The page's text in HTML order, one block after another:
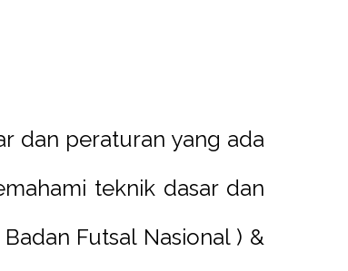
dan peraturan yang ada
teknik dasar dan
Futsal Nasional ) &